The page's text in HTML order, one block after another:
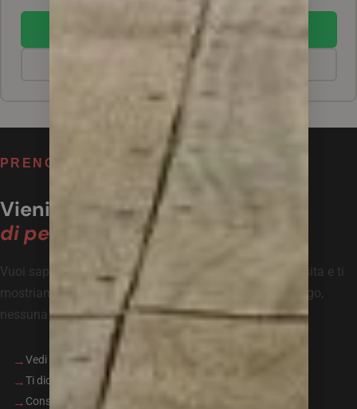
SCRIVICI SU WHATSAPP
CHIAMA LO SHOWROOM
PRENOTA UN APPUNTAMENTO
Vieni a vedere
di persona.
Vuoi sapere cosa è ancora disponibile? Prenota una visita e ti
mostriamo tutto l'outdoor in promozione. Nessun obbligo,
nessuna fretta.
Vedi i pezzi dal vivo nello showroom
Ti diciamo subito cosa è ancora disponibile
Consulenza gratuita senza impegno